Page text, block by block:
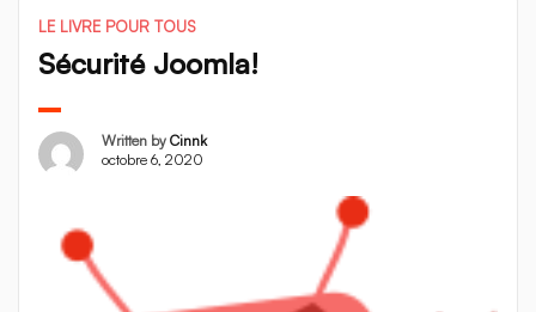
la sauvegarde “manuelle”, et […]
LE LIVRE POUR TOUS
Sécurité Joomla!
Written by Cinnk
octobre 6, 2020